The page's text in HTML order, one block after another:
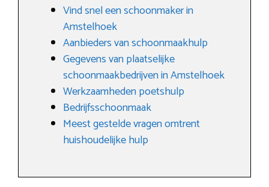
Vind snel een schoonmaker in
Amstelhoek
Aanbieders van schoonmaakhulp
Gegevens van plaatselijke
schoonmaakbedrijven in Amstelhoek
Werkzaamheden poetshulp
Bedrijfsschoonmaak
Meest gestelde vragen omtrent
huishoudelijke hulp